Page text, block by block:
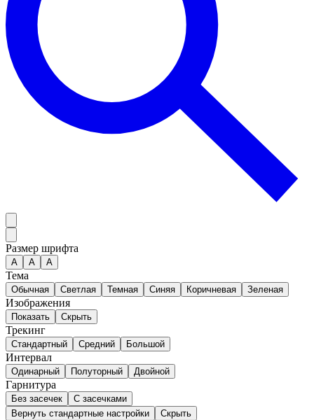
Размер шрифта
А A A
Тема
Обычная Светлая Темная Синяя Коричневая Зеленая
Изображения
Показать Скрыть
Трекинг
Стандартный Средний Большой
Интервал
Одинарный Полуторный Двойной
Гарнитура
Без засечек
С засечками
Вернуть стандартные настройки
Скрыть